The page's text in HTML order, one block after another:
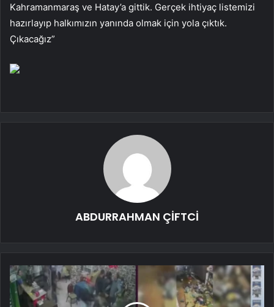
Kahramanmaraş ve Hatay’a gittik. Gerçek ihtiyaç listemizi
hazırlayıp halkımızın yanında olmak için yola çıktık.
Çıkacağız”
ABDURRAHMAN ÇİFTCİ